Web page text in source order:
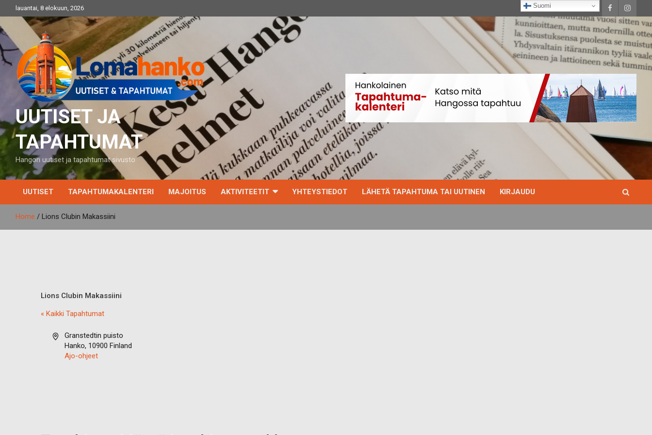
to
content
lauantai, 8 elokuun, 2026
UUTISET JA
TAPAHTUMAT
Hangon uutiset ja tapahtumat sivusto
UUTISET TAPAHTUMAKALENTERI MAJOITUS AKTIVITEETIT YHTEYSTIEDOT LÄHETÄ TAPAHTUMA TAI UUTINEN KIRJAUDU
Home Lions Clubin Makassiini
Lions Clubin Makassiini
« Kaikki Tapahtumat
O
Granstedtin puisto
Hanko, 10900 Finland
Ajo-ohjeet
Suomi